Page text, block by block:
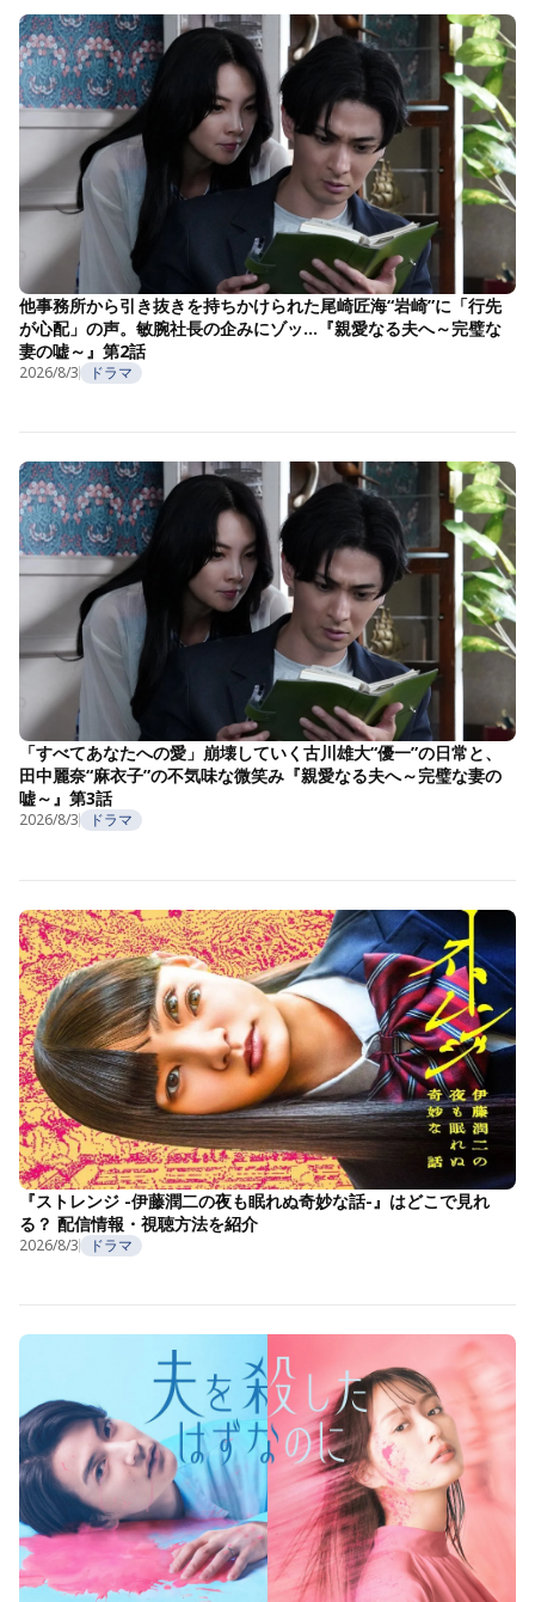
他事務所から引き抜きを持ちかけられた尾崎匠海“岩崎”に「行先
が心配」の声。敏腕社長の企みにゾッ…『親愛なる夫へ～完璧な
妻の嘘～』第2話
2026/8/3 ドラマ
「すべてあなたへの愛」崩壊していく古川雄大“優一”の日常と、
田中麗奈“麻衣子”の不気味な微笑み『親愛なる夫へ～完璧な妻の
嘘～』第3話
2026/8/3 ドラマ
『ストレンジ -伊藤潤二の夜も眠れぬ奇妙な話-』はどこで見れ
る？ 配信情報・視聴方法を紹介
2026/8/3 ドラマ